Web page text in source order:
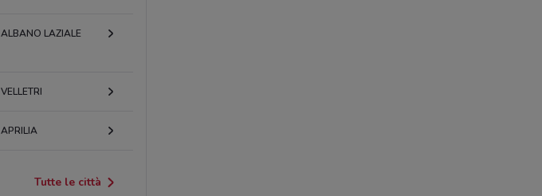
ALBANO LAZIALE
VELLETRI
APRILIA
Tutte le città